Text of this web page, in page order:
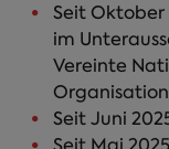
Seit
im
Vereinte
Seit Juni